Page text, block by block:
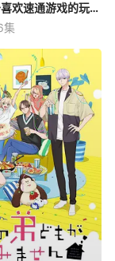
地狱模式～喜欢速通游戏的玩家在废设定异世界无双～第2季
集